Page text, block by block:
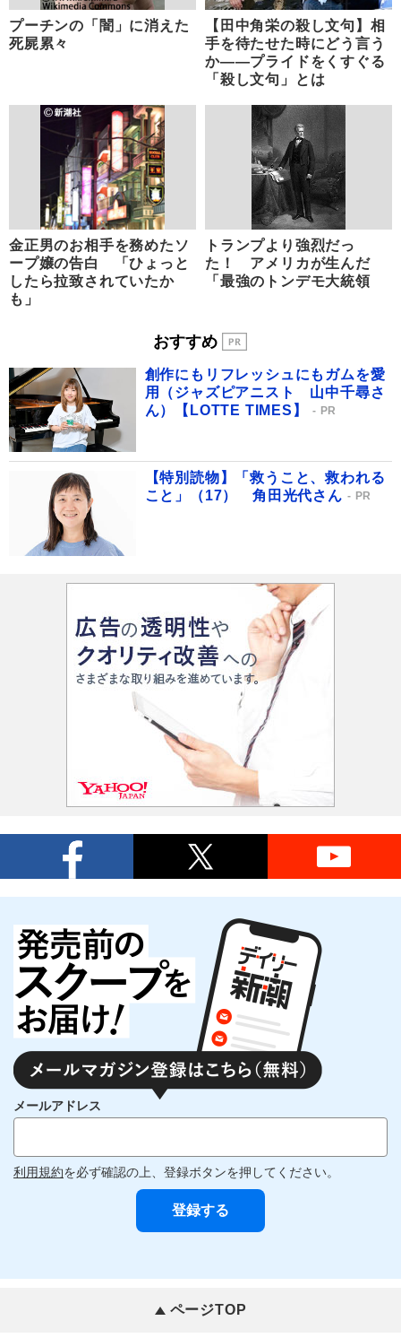
プーチンの「闇」に消えた
死屍累々
【田中角栄の殺し文句】相
手を待たせた時にどう言う
か――プライドをくすぐる
「殺し文句」とは
金正男のお相手を務めたソ
ープ嬢の告白 「ひょっと
したら拉致されていたか
も」
トランプより強烈だっ
た！ アメリカが生んだ
「最強のトンデモ大統領
おすすめ
創作にもリフレッシュにもガムを愛
用（ジャズピアニスト 山中千尋さ
ん）【LOTTE TIMES】
PR
【特別読物】「救うこと、救われる
こと」（17） 角田光代さん
PR
メールアドレス
利用規約を必ず確認の上、登録ボタンを押してください。
ページTOP